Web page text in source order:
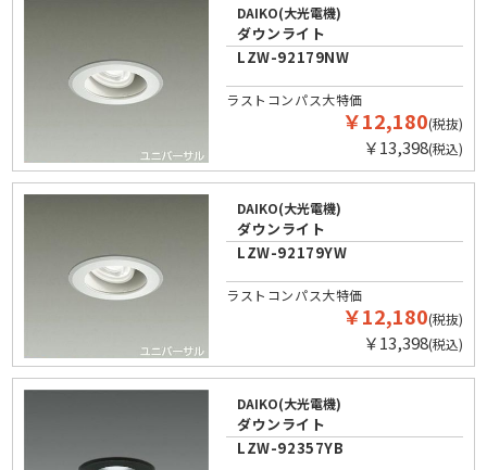
DAIKO(大光電機)
ダウンライト
LZW-92179NW
ラストコンパス大特価
￥12,180(税抜)
￥13,398(税込)
DAIKO(大光電機)
ダウンライト
LZW-92179YW
ラストコンパス大特価
￥12,180(税抜)
￥13,398(税込)
DAIKO(大光電機)
ダウンライト
LZW-92357YB